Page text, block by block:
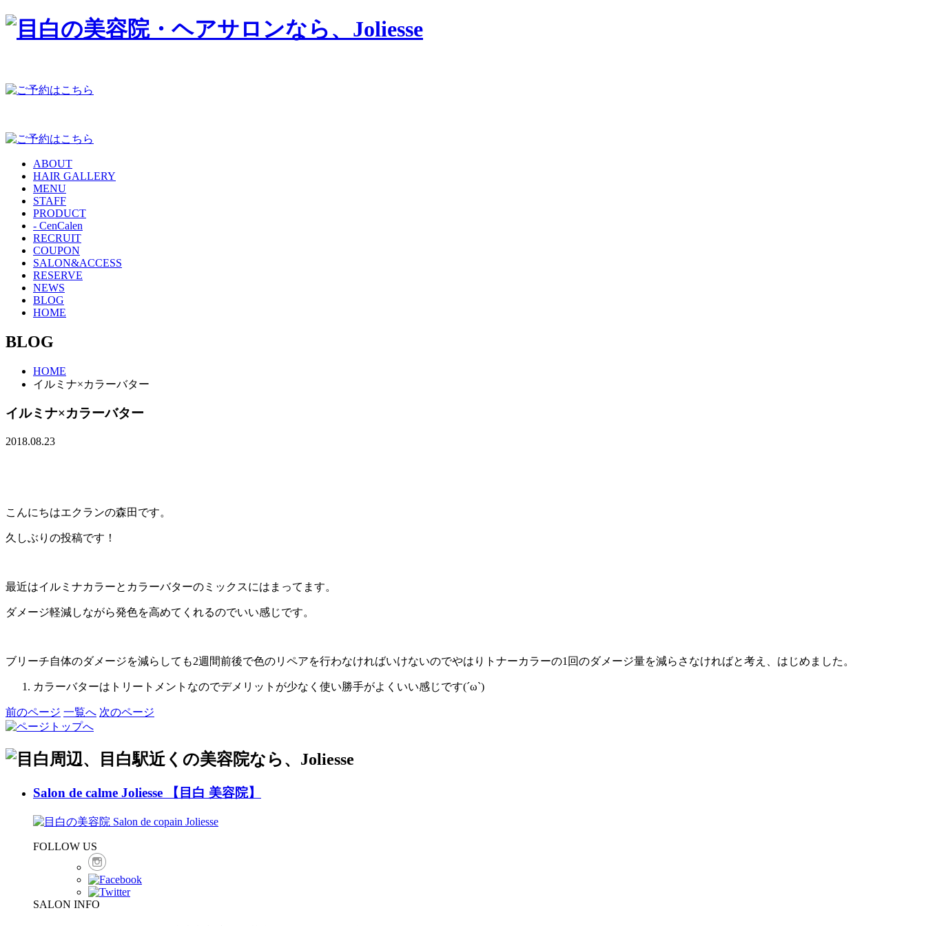
ABOUT
HAIR GALLERY
MENU
STAFF
PRODUCT
- CenCalen
RECRUIT
COUPON
SALON&ACCESS
RESERVE
NEWS
BLOG
HOME
BLOG
HOME
イルミナ×カラーバター
イルミナ×カラーバター
2018.08.23
こんにちはエクランの森田です。
久しぶりの投稿です！
最近はイルミナカラーとカラーバターのミックスにはまってます。
ダメージ軽減しながら発色を高めてくれるのでいい感じです。
ブリーチ自体のダメージを減らしても2週間前後で色のリペアを行わなければいけないのでやはりトナーカラーの1回のダメージ量を減らさなければと考え、はじめました。
カラーバターはトリートメントなのでデメリットが少なく使い勝手がよくいい感じです(´ω`)
前のページ 一覧へ 次のページ
Salon de calme Joliesse 【目白 美容院】
FOLLOW US
SALON INFO